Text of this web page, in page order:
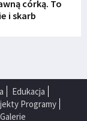
córką. To
i skarb
Edukacja
Programy
Galerie